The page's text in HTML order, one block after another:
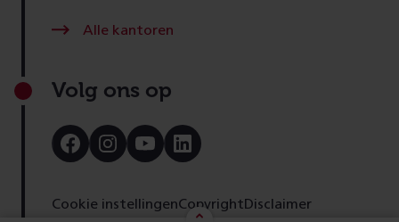
Alle kantoren
Volg ons op
Bezoek
onze
Bezoek
onze
Bezoek
onze
Bezoek
onze
Cookie instellingenCopyrightDisclaimer